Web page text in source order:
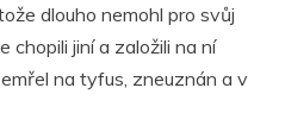
dlouho nemohl pro svůj
chopili jiní a založili na ní
na tyfus, zneuznán a v